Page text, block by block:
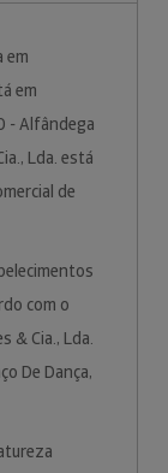
em
em
- Alfândega
Lda. está
de
com o
& Cia., Lda.
De Dança,